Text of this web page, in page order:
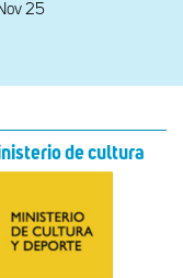
25
de cultura